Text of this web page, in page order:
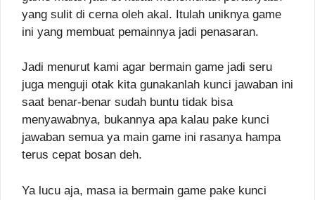
yang sulit di cerna oleh akal. Itulah uniknya game
ini yang membuat pemainnya jadi penasaran.
Jadi menurut kami agar bermain game jadi seru
juga menguji otak kita gunakanlah kunci jawaban ini
saat benar-benar sudah buntu tidak bisa
menyawabnya, bukannya apa kalau pake kunci
jawaban semua ya main game ini rasanya hampa
terus cepat bosan deh.
Ya lucu aja, masa ia bermain game pake kunci